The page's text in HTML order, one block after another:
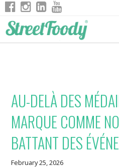
AU-DELÀ DES
MARQUE COMME
BATTANT DES
February 25, 2026